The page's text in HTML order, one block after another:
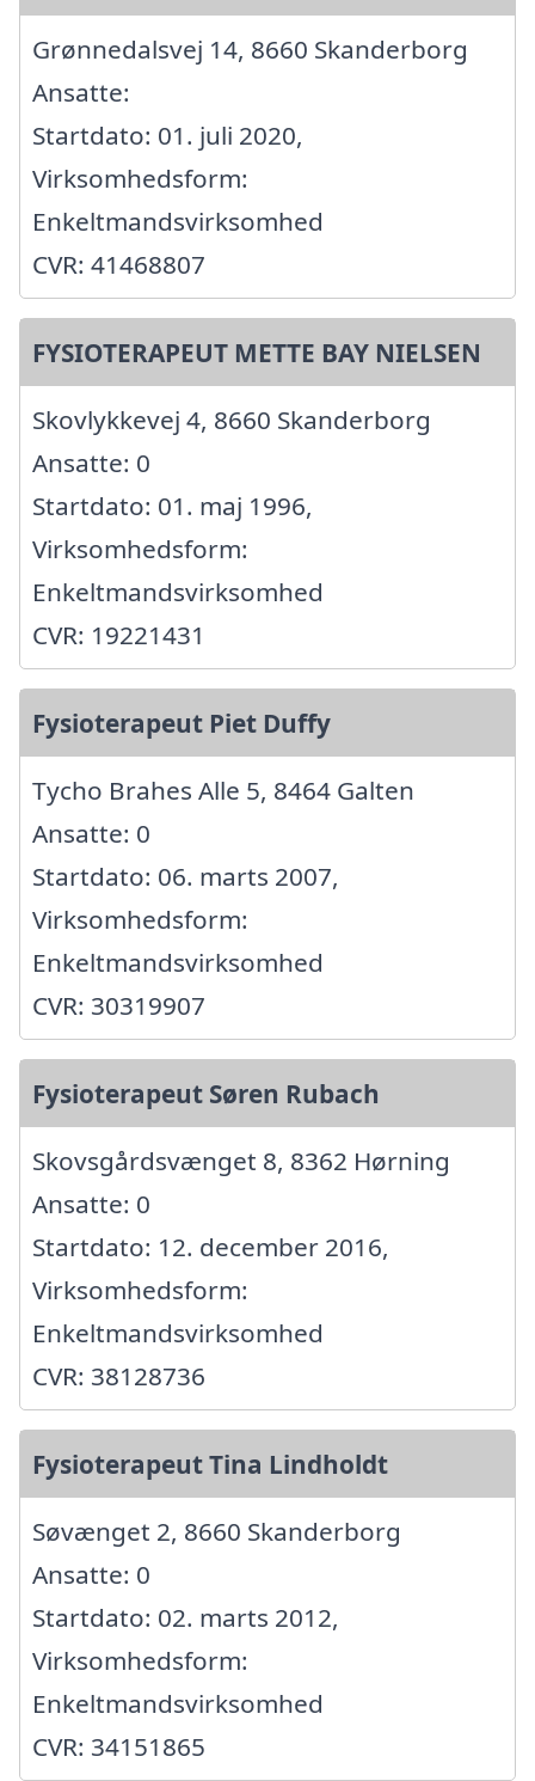
Grønnedalsvej 14, 8660 Skanderborg
Ansatte:
Startdato: 01. juli 2020,
Virksomhedsform:
Enkeltmandsvirksomhed
CVR: 41468807
FYSIOTERAPEUT METTE BAY NIELSEN
Skovlykkevej 4, 8660 Skanderborg
Ansatte: 0
Startdato: 01. maj 1996,
Virksomhedsform:
Enkeltmandsvirksomhed
CVR: 19221431
Fysioterapeut Piet Duffy
Tycho Brahes Alle 5, 8464 Galten
Ansatte: 0
Startdato: 06. marts 2007,
Virksomhedsform:
Enkeltmandsvirksomhed
CVR: 30319907
Fysioterapeut Søren Rubach
Skovsgårdsvænget 8, 8362 Hørning
Ansatte: 0
Startdato: 12. december 2016,
Virksomhedsform:
Enkeltmandsvirksomhed
CVR: 38128736
Fysioterapeut Tina Lindholdt
Søvænget 2, 8660 Skanderborg
Ansatte: 0
Startdato: 02. marts 2012,
Virksomhedsform:
Enkeltmandsvirksomhed
CVR: 34151865